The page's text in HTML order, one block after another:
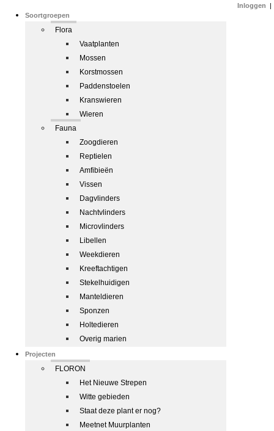
Soortgroepen
Flora
Vaatplanten
Mossen
Korstmossen
Paddenstoelen
Kranswieren
Wieren
Fauna
Zoogdieren
Reptielen
Amfibieën
Vissen
Dagvlinders
Nachtvlinders
Microvlinders
Libellen
Weekdieren
Kreeftachtigen
Stekelhuidigen
Manteldieren
Sponzen
Holtedieren
Overig marien
Projecten
FLORON
Het Nieuwe Strepen
Witte gebieden
Staat deze plant er nog?
Meetnet Muurplanten
Inloggen |